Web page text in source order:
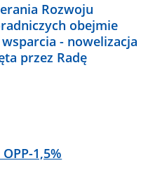
Rozwoju
obejmie
- nowelizacja
przez Radę
1,5%